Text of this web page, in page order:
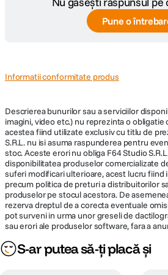
Caracteristici Fizice si Performante
Tip afisaj: Ecran TFT transreflectiv de 2,2" cu
Dimensiune afisaj: 3,5 x 4,4 cm; 2,2" diag (5,6
litiu
Durata de viata a bateriei: 25 ore
Memorie integrata: 8 GB
Interfata: mini USB
Harti si Memorie
Harti preincarcate: Da (TopoActive pentru
Posibilitatea de a adauga harti: Da
Harta de baza: Da
Automatic Routing (Turn by turn routing on
Segmente de harta: 3000
lacuri/rauri, mlastini si cursuri de apa perene si
Include puncte de interes care pot fi cautate
Pune o
Informatii conformitate produs
Descrierea bunurilor sau a serviciilor
imagini, video etc.) nu reprezinta o
acestea fiind utilizate exclusiv cu titlu de
S.R.L. nu isi asuma raspunderea pentru
stoc. Aceste erori nu obliga F64 Studio
disponibilitatea produselor comercializate
suferi modificari ulterioare, acest lucru
precum politica de preturi a distribuitorilor
produselor pe stocul acestora. De
rezerva dreptul de a corecta eventuale
pot surveni in urma unor greseli de
sau erori ale produselor software, fara a
S-ar putea să-ți placă și